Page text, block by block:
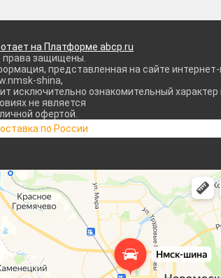
на Платформе abcp.ru
права защищены.
представленная на сайте
shina,
исключительно ознакомительный характер
не является
офертой.
по России